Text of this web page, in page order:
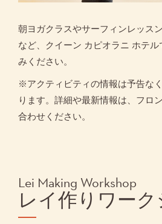
朝ヨガクラスやサーフィンレッス
など、クイーン カピオラニ ホテ
みください。
※アクティビティの情報は予告な
ります。詳細や最新情報は、フロ
合わせください。
Lei Making Workshop
レイ作りワー